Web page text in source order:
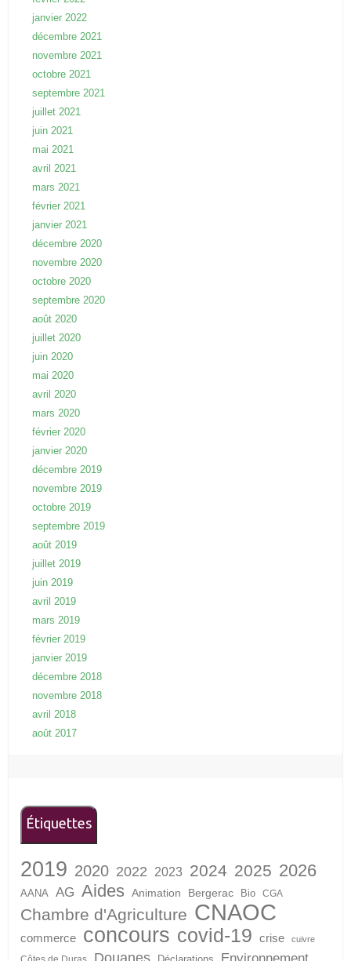
janvier 2022
décembre 2021
novembre 2021
octobre 2021
septembre 2021
juillet 2021
juin 2021
mai 2021
avril 2021
mars 2021
février 2021
janvier 2021
décembre 2020
novembre 2020
octobre 2020
septembre 2020
août 2020
juillet 2020
juin 2020
mai 2020
avril 2020
mars 2020
février 2020
janvier 2020
décembre 2019
novembre 2019
octobre 2019
septembre 2019
août 2019
juillet 2019
juin 2019
avril 2019
mars 2019
février 2019
janvier 2019
décembre 2018
novembre 2018
avril 2018
août 2017
Étiquettes
2019 2020 2022 2023 2024 2025 2026
AANA AG Aides Animation Bergerac Bio CGA
Chambre d'Agriculture CNAOC
commerce concours covid-19 crise cuivre
Côtes de Duras Douanes Environnement